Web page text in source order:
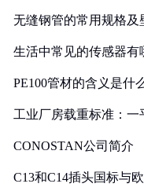
无缝钢管的常用规格及
生活中常见的传感器有
PE100管材的含义是什
工业厂房载重标准：
CONOSTAN公司简介
C13和C14插头国标与